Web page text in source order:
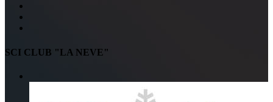
SCI CLUB "LA NEVE"